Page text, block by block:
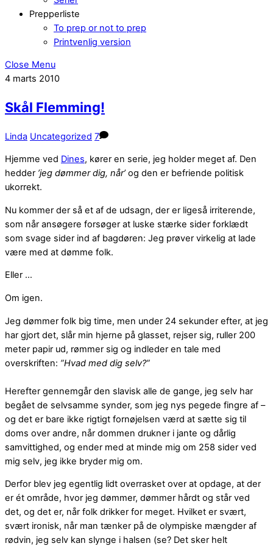
Prepperliste
To prep or not to prep
Printvenlig version
Close Menu
4 marts 2010
Skål Flemming!
Linda Uncategorized 7
Hjemme ved Dines, kører en serie, jeg holder meget af. Den
hedder ’jeg dømmer dig, når’og den er befriende politisk
ukorrekt.
Nu kommer der så et af de udsagn, der er ligeså irriterende,
som når ansøgere forsøger at luske stærke sider forklædt
som svage sider ind af bagdøren: Jeg prøver virkelig at lade
være med at dømme folk.
Eller …
Om igen.
Jeg dømmer folk big time, men under 24 sekunder efter, at jeg
har gjort det, slår min hjerne på glasset, rejser sig, ruller 200
meter papir ud, rømmer sig og indleder en tale med
overskriften: ”Hvad med dig selv?”
Herefter gennemgår den slavisk alle de gange, jeg selv har
begået de selvsamme synder, som jeg nys pegede fingre af –
og det er bare ikke rigtigt fornøjelsen værd at sætte sig til
doms over andre, når dommen drukner i jante og dårlig
samvittighed, og ender med at minde mig om 258 sider ved
mig selv, jeg ikke bryder mig om.
Derfor blev jeg egentlig lidt overrasket over at opdage, at der
er ét område, hvor jeg dømmer, dømmer hårdt og står ved
det, og det er, når folk drikker for meget. Hvilket er svært,
svært ironisk, når man tænker på de olympiske mængder af
rødvin, jeg selv kan slynge i halsen (se? Det sker helt